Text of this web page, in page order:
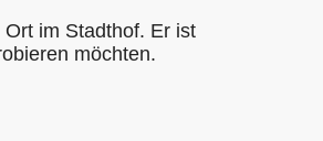
im Stadthof. Er ist
möchten.